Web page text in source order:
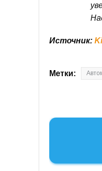
Источник:
Метки: